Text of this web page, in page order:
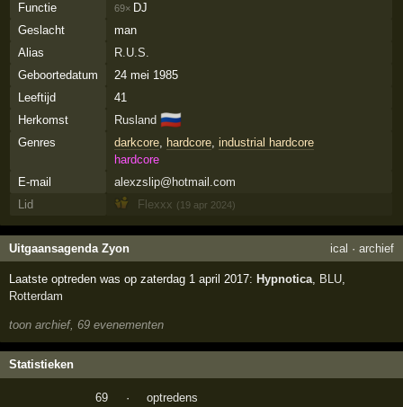
Functie
69× DJ
Geslacht
man
Alias
R.U.S.
Geboortedatum
24 mei 1985
Leeftijd
41
Herkomst
Rusland 🇷🇺
Genres darkcore, hardcore, industrial hardcore
hardcore
E-mail
alexzslip@hotmail.com
Lid
Flexxx (19 apr 2024)
Uitgaansagenda Zyon ical · archief
Laatste optreden was op zaterdag 1 april 2017: Hypnotica, BLU,
Rotterdam
toon archief, 69 evenementen
Statistieken
69 ·
optredens